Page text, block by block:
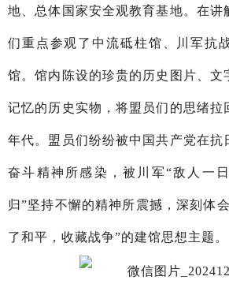
地、总体国家安全观教育基地。在讲
们重点参观了中流砥柱馆、川军抗
馆。馆内陈设的珍贵的历史图片、文
记忆的历史实物，将盟员们的思绪拉
年代。盟员们纷纷被中国共产党在抗
奋斗精神所感染，被川军“敌人一
归”坚持不懈的精神所震撼，深刻体
了和平，收藏战争”的建馆思想主题。